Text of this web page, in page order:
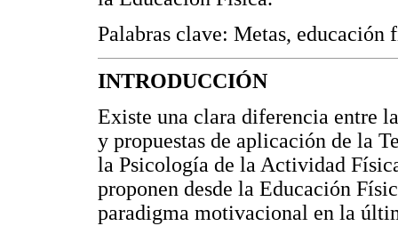
Palabras clave: Metas,
INTRODUCCIÓN
Existe una clara diferencia entre
y propuestas de aplicación de la
la Psicología de la Actividad
proponen desde la Educación
paradigma motivacional en la